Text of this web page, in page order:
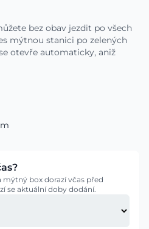
bez obav jezdit po všech
mýtnou stanici po zelených
otevře automaticky, aniž
box dorazí včas před
se aktuální doby dodání.